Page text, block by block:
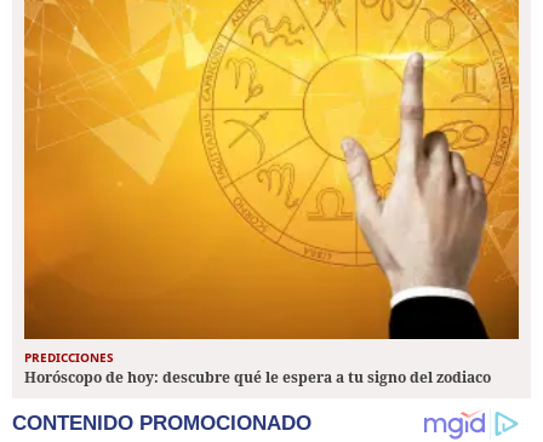
PREDICCIONES
Horóscopo de hoy: descubre qué le espera a tu signo del zodiaco
CONTENIDO PROMOCIONADO